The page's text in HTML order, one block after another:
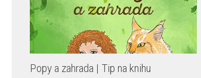
Popy a zahrada | Tip na knihu